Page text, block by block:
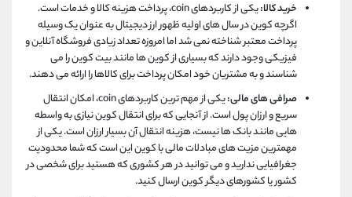
خرید کالا:
یکی از کاربردهای coin، پرداخت هزینه کالا و خدمات است.
اگرچه کوین در سال های اولیه ظهور ارز دیجیتال به عنوان یک وسیله
پرداخت معتبر شناخته نمی شد اما امروزه تعداد زیادی فروشگاه آنلاین و
فیزیکی وجود دارند که بسیاری از کوین ها مانند بیت کوین را می
شناسند و به مشتریان خود امکان پرداخت برای کالاها را ارائه می دهند.
صرافی های مالی:
یکی از مهم ترین کاربردهای coin، امکان انتقال
سریع و ارزان پول است. از آنجایی که برای انتقال کوین نیازی به واسطه
هایی مانند بانک ها نیست، هزینه انتقال آن بسیار ارزان است. یکی از
مهمترین مزیت های مبادلات مالی با کوین این است که شما محدودیت
جغرافیایی ندارید و می توانید در هر کشوری که هستید برای شخصی در
کشور یا کشورهای دیگر کوین ارسال کنید.